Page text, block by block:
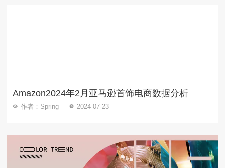
Amazon2024年2月亚马逊首饰电商数据分析
作者：Spring 2024-07-23